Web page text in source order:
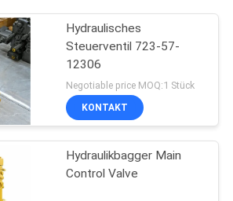
Hydraulisches
Steuerventil 723-57-
12306
Negotiable price MOQ:1 Stück
KONTAKT
Hydraulikbagger Main
Control Valve